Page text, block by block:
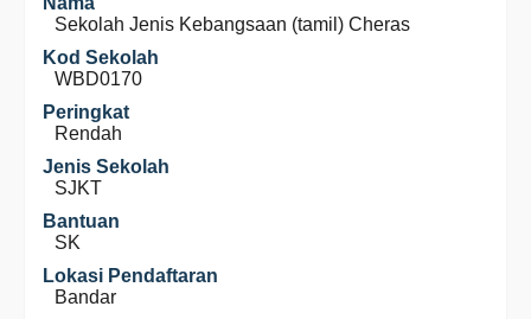
Sekolah Jenis Kebangsaan (tamil) Cheras
Kod Sekolah
WBD0170
Peringkat
Rendah
Jenis Sekolah
SJKT
Bantuan
SK
Lokasi Pendaftaran
Bandar